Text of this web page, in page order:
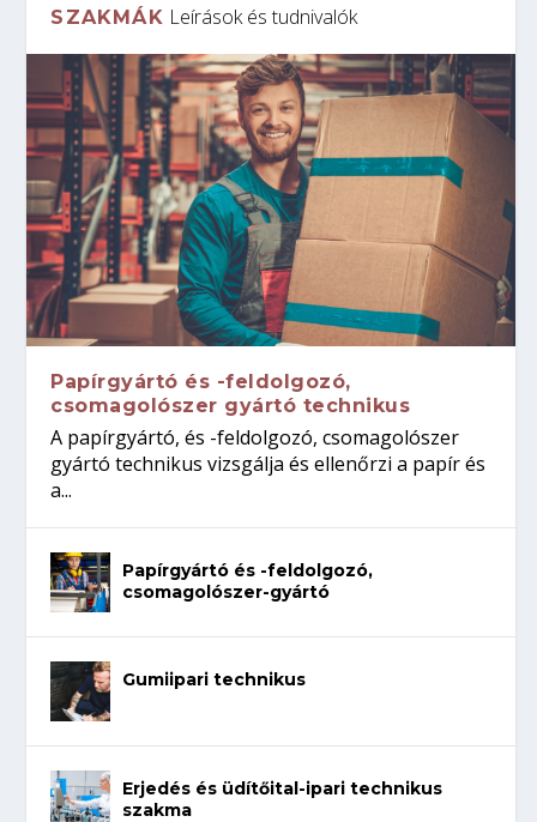
SZAKMÁK Leírások és tudnivalók
Papírgyártó és -feldolgozó,
csomagolószer gyártó technikus
A papírgyártó, és -feldolgozó, csomagolószer
gyártó technikus vizsgálja és ellenőrzi a papír és
a...
Papírgyártó és -feldolgozó,
csomagolószer-gyártó
Gumiipari technikus
Erjedés és üdítőital-ipari technikus
szakma